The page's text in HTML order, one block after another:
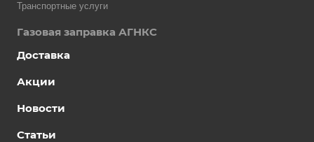
Транспортные услуги
Газовая заправка АГНКС
Доставка
Акции
Новости
Статьи